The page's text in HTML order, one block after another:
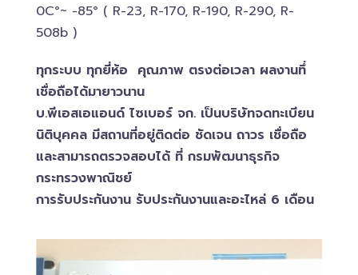
0C°~ -​85° ( R-23, R-170, R-190, R-290, R-
508b )
ทุกระบบ ทุกยี่ห้อ คุณภาพ ตรงต่อเวลา ผลงานทึ่
เชื่อถือได้มายาวนาน
บ.พีเอสเอ​แอนด์ ไซเบอร์​ จก. เป็นบริษัทจดทะเบียน
นิติบุคคล​ มีสถานที่อยู่ติดต่อ ชัดเจน ถาวร เชื่อถือ
และสามารถตรวจสอบ​ได้ ที่ กรมพัฒนาธุรกิจ​
กระทรวงพาณิชย์
การรับประกันงาน รับประกันงานและอะไหล่ 6 เดือน